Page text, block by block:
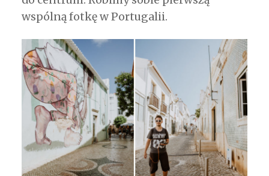
wspólną fotkę w Portugalii.